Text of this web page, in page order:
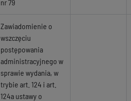
nr 79
Zawiadomienie o
wszczęciu
postępowania
administracyjnego w
sprawie wydania, w
trybie art. 124 i art.
124a ustawy o